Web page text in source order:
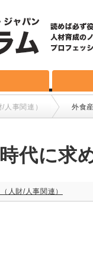
人事関連） 外食
代に求
人財/人事関連）